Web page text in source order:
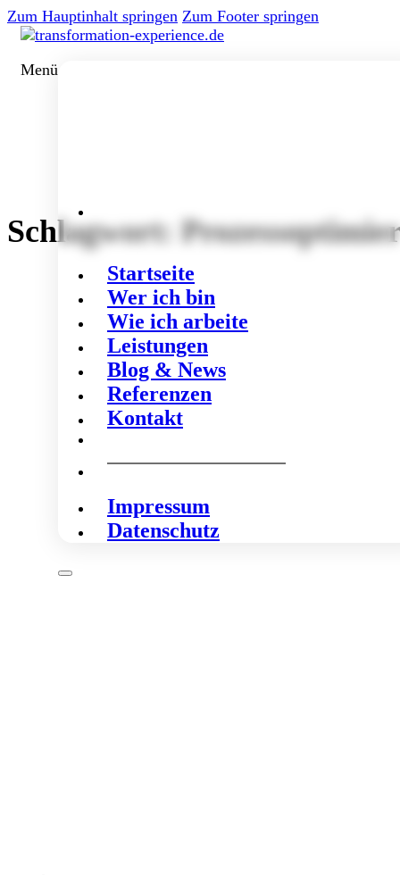
Zum Hauptinhalt springen Zum Footer springen
Menü
Startseite
Wer ich bin
Wie ich arbeite
Leistungen
Blog & News
Referenzen
Kontakt
Impressum
Datenschutz
Schlagwort: